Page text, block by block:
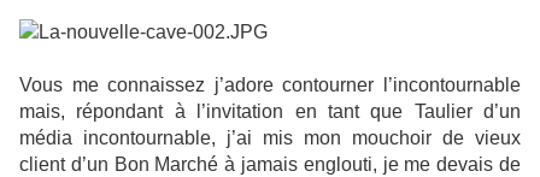
Vous me connaissez j’adore contourner l’incontournable
mais, répondant à l’invitation en tant que Taulier d’un
média incontournable, j’ai mis mon mouchoir de vieux
client d’un Bon Marché à jamais englouti, je me devais de